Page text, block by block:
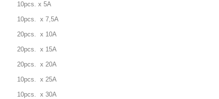
10pcs. x 5A
10pcs. x 7,5A
20pcs. x 10A
20pcs. x 15A
20pcs. x 20A
10pcs. x 25A
10pcs. x 30A